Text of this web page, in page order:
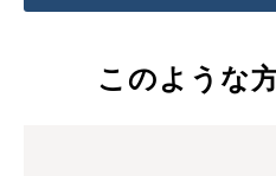
このような